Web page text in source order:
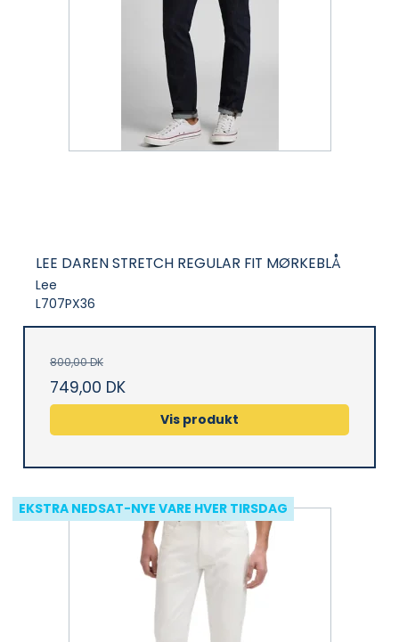
LEE DAREN STRETCH REGULAR FIT MØRKEBLÅ
Lee
L707PX36
800,00 DK
749,00 DK
Vis produkt
EKSTRA NEDSAT-NYE VARE HVER TIRSDAG